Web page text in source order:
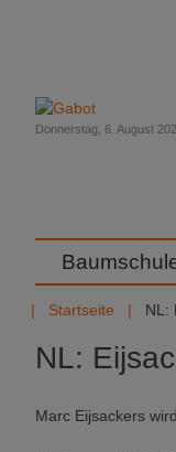
Donnerstag, 6. August
Startseite NL:
NL:
Marc Eijsackers